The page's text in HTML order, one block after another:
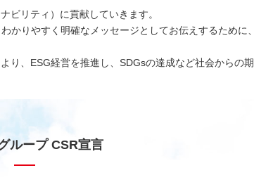
ビリティ）に貢献していきます。
りやすく明確なメッセージとしてお伝えするために
、ESG経営を推進し、SDGsの達成など社会からの
ループ CSR宣言